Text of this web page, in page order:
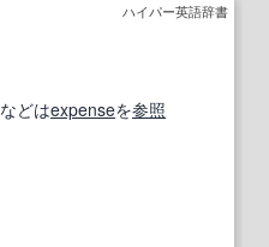
ハイパー英語辞書
などはexpenseを参照